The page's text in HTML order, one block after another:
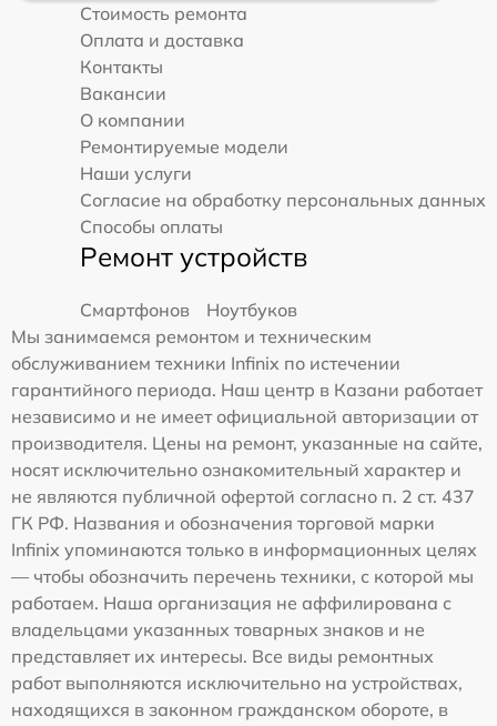
Стоимость ремонта
Оплата и доставка
Контакты
Вакансии
О компании
Ремонтируемые модели
Наши услуги
Согласие на обработку персональных данных
Способы оплаты
Ремонт устройств
Смартфонов
Ноутбуков
Мы занимаемся ремонтом и техническим
обслуживанием техники Infinix по истечении
гарантийного периода. Наш центр в Казани работает
независимо и не имеет официальной авторизации от
производителя. Цены на ремонт, указанные на сайте,
носят исключительно ознакомительный характер и
не являются публичной офертой согласно п. 2 ст. 437
ГК РФ. Названия и обозначения торговой марки
Infinix упоминаются только в информационных целях
— чтобы обозначить перечень техники, с которой мы
работаем. Наша организация не аффилирована с
владельцами указанных товарных знаков и не
представляет их интересы. Все виды ремонтных
работ выполняются исключительно на устройствах,
находящихся в законном гражданском обороте, в